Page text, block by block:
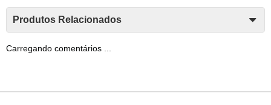
Produtos Relacionados
Carregando comentários ...